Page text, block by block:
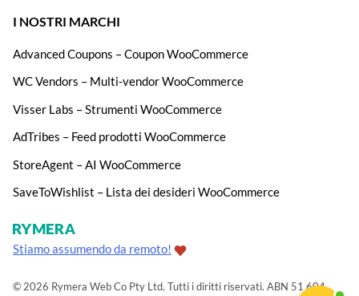
I NOSTRI MARCHI
Advanced Coupons – Coupon WooCommerce
WC Vendors – Multi-vendor WooCommerce
Visser Labs – Strumenti WooCommerce
AdTribes – Feed prodotti WooCommerce
StoreAgent – AI WooCommerce
SaveToWishlist – Lista dei desideri WooCommerce
Stiamo assumendo da remoto!
© 2026 Rymera Web Co Pty Ltd. Tutti i diritti riservati. ABN 51 604